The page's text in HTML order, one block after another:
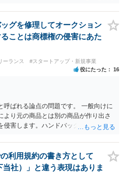
なるとしても、新しい会社との間で契
スされた権利の種類（著作権、商標
などを見て判断する必要があります。
らないと確定的な回答は難しいと思わ
されることをお勧めします。
グを修理してオークション
ことは商標権の侵害にあた
ーランス #スタートアップ・新規事業
役にたった 16
呼ばれる論点の問題です。 一般向けに
より元の商品とは別の商品が作り出さ
侵害します。ハンドバッグをポーチに
は、商標権を侵害しません。 商標権者
価を回収しているので、商標権は用い
いいます。）と解釈されます。他方
ところで、販売した商品から別の商品
利用規約の書き方として
当社）」と違う表現はありま